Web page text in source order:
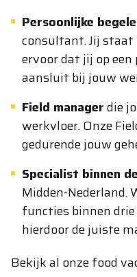
Persoonlijke
consultant. Jij staat
ervoor dat jij op
aansluit bij jouw
Field managerdie
werkvloer. Onze
gedurende jouw
Specialist binnen
Midden-Nederland.
functies binnen
hierdoor de juiste
Bekijk al onze food